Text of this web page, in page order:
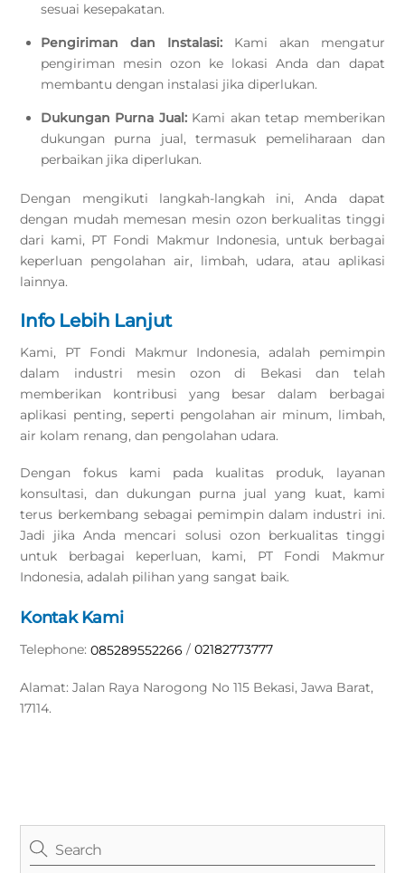
sesuai kesepakatan.
Pengiriman dan Instalasi:Kami akan mengatur
pengiriman mesin ozon ke lokasi Anda dan dapat
membantu dengan instalasi jika diperlukan.
Dukungan Purna Jual:Kami akan tetap memberikan
dukungan purna jual, termasuk pemeliharaan dan
perbaikan jika diperlukan.
Dengan mengikuti langkah-langkah ini, Anda dapat
dengan mudah memesan mesin ozon berkualitas tinggi
dari kami, PT Fondi Makmur Indonesia, untuk berbagai
keperluan pengolahan air, limbah, udara, atau aplikasi
lainnya.
Info Lebih Lanjut
Kami, PT Fondi Makmur Indonesia, adalah pemimpin
dalam industri mesin ozon di Bekasi dan telah
memberikan kontribusi yang besar dalam berbagai
aplikasi penting, seperti pengolahan air minum, limbah,
air kolam renang, dan pengolahan udara.
Dengan fokus kami pada kualitas produk, layanan
konsultasi, dan dukungan purna jual yang kuat, kami
terus berkembang sebagai pemimpin dalam industri ini.
Jadi jika Anda mencari solusi ozon berkualitas tinggi
untuk berbagai keperluan, kami, PT Fondi Makmur
Indonesia, adalah pilihan yang sangat baik.
Kontak Kami
Telephone:085289552266 /02182773777
Alamat: Jalan Raya Narogong No 115 Bekasi, Jawa Barat,
17114.